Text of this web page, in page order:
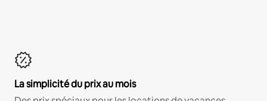
La simplicité du prix au mois